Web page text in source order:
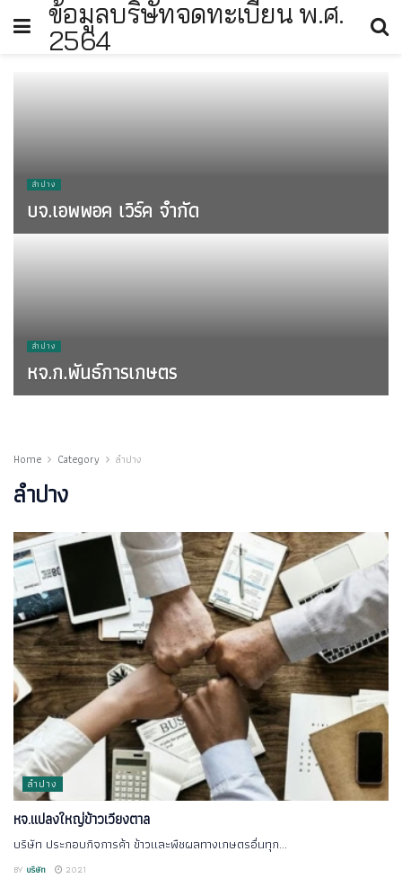
ข้อมูลบริษัทจดทะเบียน พ.ศ.
2564
ลำปาง
บจ.เอพพอค เวิร์ค จำกัด
ลำปาง
หจ.ก.พันธ์การเกษตร
Home Category ลำปาง
ลำปาง
ลำปาง
หจ.แปลงใหญ่ข้าวเวียงตาล
บริษัท ประกอบกิจการค้า ข้าวและพืชผลทางเกษตรอื่นทุก...
BY บริษัท 2021